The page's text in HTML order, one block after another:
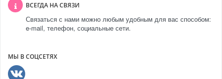
ВСЕГДА НА СВЯЗИ
Связаться с нами можно любым удобным для вас способом:
e-mail, телефон, социальные сети.
МЫ В СОЦСЕТЯХ